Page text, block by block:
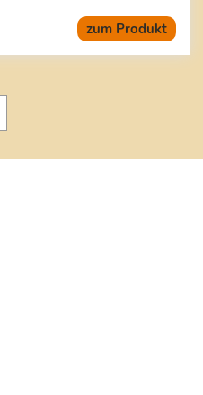
zum Produkt